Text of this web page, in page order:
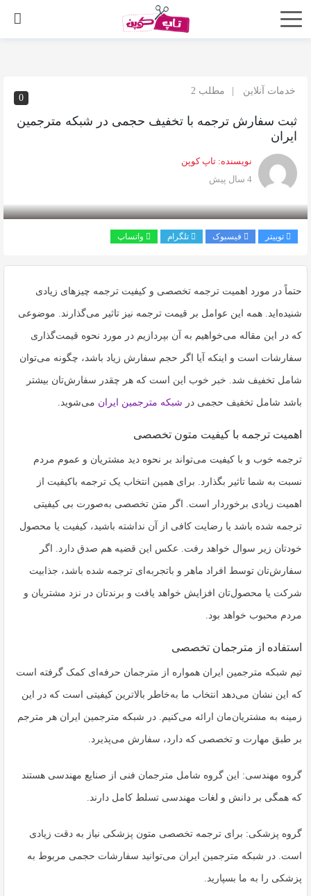
اشتراک
از
روش‌های
زیر
می‌توانید
صفحه
را
خود
به
اشتراک
بگذارید.
کپی
0
خدمات آنلاین مطلب 2
ثبت سفارش ترجمه با تخفیف حجمی در شبکه مترجمین
ایران
نویسنده: تاپ کوپن
4 سال پیش
توییتر فیسبوک تلگرام واتساپ
حتماً در مورد اهمیت ترجمه تخصصی و کیفیت ترجمه چیزهای زیادی
شنیده‌اید. همه این عوامل بر قیمت ترجمه نیز تاثیر می‌گذارند. موضوعی
که در این مقاله می‌خواهیم به آن بپردازیم در مورد نحوه قیمت‌گذاری
سفارشات است و اینکه آیا اگر حجم سفارش زیاد باشد، چگونه می‌توان
شامل تخفیف شد. خبر خوب این است که هر چقدر سفارش‌تان بیشتر
باشد شامل تخفیف حجمی در شبکه مترجمین ایران می‌شوید.
اهمیت ترجمه با کیفیت متون تخصصی
ترجمه خوب و با کیفیت می‌تواند بر نحوه دید مشتریان و عموم مردم
نسبت به شما تاثیر بگذارد. برای همین انتخاب یک ترجمه باکیفیت از
اهمیت زیادی برخوردار است. اگر متن تخصصی به‌صورت بی کیفیتی
ترجمه شده باشد یا رضایت کافی از آن نداشته باشید، کیفیت یا محصول
خودتان زیر سوال خواهد رفت. عکس این قضیه هم صدق دارد. اگر
سفارش‌تان توسط افراد ماهر و باتجربه‌ای ترجمه شده باشد، جذابیت
شرکت یا محصول‌تان افزایش خواهد یافت و برندتان در نزد مشتریان و
مردم محبوب خواهد بود.
استفاده از مترجمان تخصصی
تیم شبکه مترجمین ایران همواره از مترجمان حرفه‌ای کمک گرفته است
که این نشان می‌دهد انتخاب ما به‌خاطر بالاترین کیفیتی است که در این
زمینه به مشتریان‌مان ارائه می‌کنیم. در شبکه مترجمین ایران هر مترجم
بر طبق مهارت و تخصصی که دارد، سفارش می‌پذیرد.
گروه مهندسی: این گروه شامل مترجمان فنی از صنایع مهندسی هستند
که همگی بر دانش و لغات مهندسی تسلط کامل دارند.
گروه پزشکی: برای ترجمه تخصصی متون پزشکی نیاز به دقت زیادی
است. در شبکه مترجمین ایران می‌توانید سفارشات حجمی مربوط به
پزشکی را به ما بسپارید.